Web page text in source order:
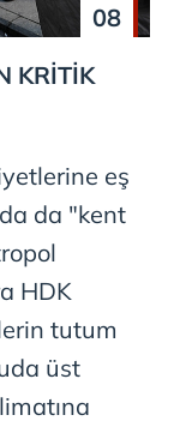
08
KRİTİK
eş
da "kent
HDK
tutum
üst